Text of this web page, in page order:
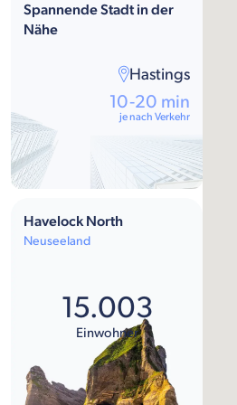
Spannende Stadt in der
Nähe
Hastings
10-20 min
je nach Verkehr
Havelock North
Neuseeland
15.003
Einwohner